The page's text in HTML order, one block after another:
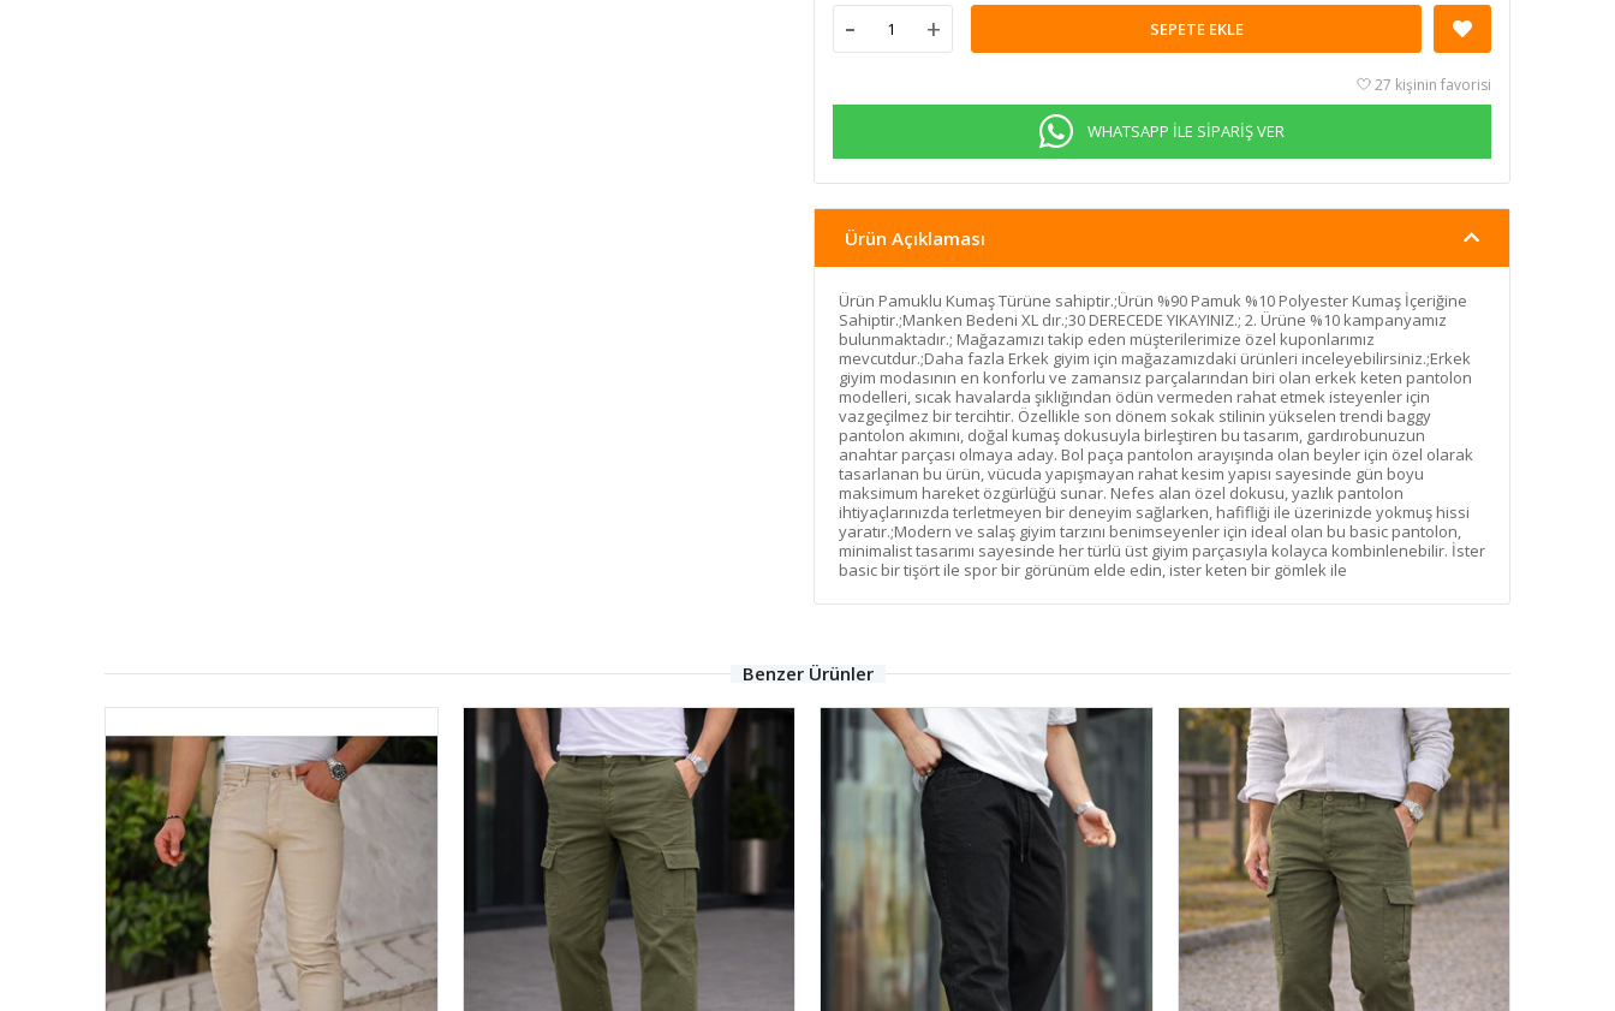
- + SEPETE EKLE
27 kişinin favorisi
WHATSAPP İLE SİPARİŞ VER
Ürün Açıklaması
Ürün Pamuklu Kumaş Türüne sahiptir.;Ürün %90 Pamuk %10 Polyester Kumaş İçeriğine
Sahiptir.;Manken Bedeni XL dır.;30 DERECEDE YIKAYINIZ.; 2. Ürüne %10 kampanyamız
bulunmaktadır.; Mağazamızı takip eden müşterilerimize özel kuponlarımız
mevcutdur.;Daha fazla Erkek giyim için mağazamızdaki ürünleri inceleyebilirsiniz.;Erkek
giyim modasının en konforlu ve zamansız parçalarından biri olan erkek keten pantolon
modelleri, sıcak havalarda şıklığından ödün vermeden rahat etmek isteyenler için
vazgeçilmez bir tercihtir. Özellikle son dönem sokak stilinin yükselen trendi baggy
pantolon akımını, doğal kumaş dokusuyla birleştiren bu tasarım, gardırobunuzun
anahtar parçası olmaya aday. Bol paça pantolon arayışında olan beyler için özel olarak
tasarlanan bu ürün, vücuda yapışmayan rahat kesim yapısı sayesinde gün boyu
maksimum hareket özgürlüğü sunar. Nefes alan özel dokusu, yazlık pantolon
ihtiyaçlarınızda terletmeyen bir deneyim sağlarken, hafifliği ile üzerinizde yokmuş hissi
yaratır.;Modern ve salaş giyim tarzını benimseyenler için ideal olan bu basic pantolon,
minimalist tasarımı sayesinde her türlü üst giyim parçasıyla kolayca kombinlenebilir. İster
basic bir tişört ile spor bir görünüm elde edin, ister keten bir gömlek ile
Benzer Ürünler